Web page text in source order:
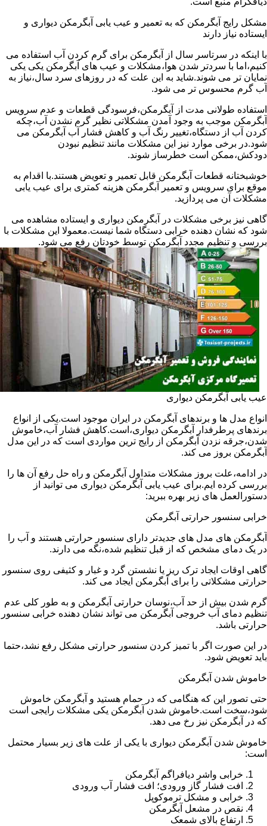
مشکل رایج آبگرمکن که به تعمیر و عیب یابی آبگرمکن دیواری و
ایستاده نیاز دارند
با اینکه در سرتاسر سال از آبگرمکن برای گرم کردن آب استفاده می
کنیم،اما با سردتر شدن هوا،مشکلات و عیب های آبگرمکن یکی یکی
نمایان تر می شوند.شاید به این علت که در روزهای سرد سال،نیاز به
آب گرم محسوس تر می شود.
استفاده طولانی مدت از آبگرمکن،فرسودگی قطعات و عدم سرویس
آبگرمکن موجب به وجود آمدن مشکلاتی نظیر گرم نشدن آب،چکه
کردن آب از دستگاه،تغییر رنگ آب و کاهش فشار آب آبگرمکن می
شود.در برخی موارد نیز این مشکلات مانند تنظیم نبودن
دودکش،ممکن است خطرساز شوند.
خوشبختانه قطعات آبگرمکن قابل تعمیر و تعویض هستند.با اقدام به
موقع برای سرویس و تعمیر آبگرمکن هزینه کمتری برای عیب یابی
مشکلات آن می پردازید.
گاهی نیز برخی مشکلات در آبگرمکن دیواری و ایستاده مشاهده می
شود که نشان دهنده خرابی دستگاه شما نیست.معمولا این مشکلات با
بررسی و تنظیم مجدد آبگرمکن توسط خودتان رفع می شود.
عیب یابی آبگرمکن دیواری
انواع مدل ها و برندهای آبگرمکن در ایران موجود است.یکی از انواع
برندهای پرطرفدار آبگرمکن دیواری،است.کاهش فشار آب،خاموش
شدن،جرقه نزدن آبگرمکن از رایج ترین مواردی است که در این مدل
آبگرمکن بروز می کند.
در ادامه،علت بروز مشکلات متداول آبگرمکن و راه حل رفع آن ها را
بررسی کرده ایم.برای عیب یابی آبگرمکن دیواری می توانید از
دستورالعمل های زیر بهره ببرید:
خرابی سنسور حرارتی آبگرمکن
آبگرمکن های مدل های جدیدتر دارای سنسور حرارتی هستند و آب را
در یک دمای مشخص که از قبل تنظیم شده،نگه می دارند.
گاهی اوقات ایجاد ترک ریز یا نشستن گرد و غبار و کثیفی روی سنسور
حرارتی مشکلاتی را برای آبگرمکن ایجاد می کند.
گرم شدن بیش از حد آب،نوسان حرارتی آبگرمکن و به طور کلی عدم
تنظیم دمای آب خروجی آبگرمکن می تواند نشان دهنده خرابی سنسور
حرارتی باشد.
در این صورت اگر با تمیز کردن سنسور حرارتی مشکل رفع نشد،حتما
باید تعویض شود.
خاموش شدن آبگرمکن
حتی تصور این که هنگامی که در حمام هستید و آبگرمکن خاموش
شود،سخت است.خاموش شدن آبگرمکن یکی مشکلات رایجی است
که در آبگرمکن نیز رخ می دهد.
خاموش شدن آبگرمکن دیواری با یکی از علت های زیر بسیار محتمل
است:
خرابی واشر دیافراگم آبگرمکن
افت فشار گاز ورودی؛ افت فشار آب ورودی
خرابی و مشکل ترموکوپل
نقص در مشعل آبگرمکن
ارتفاع بالای شمعک